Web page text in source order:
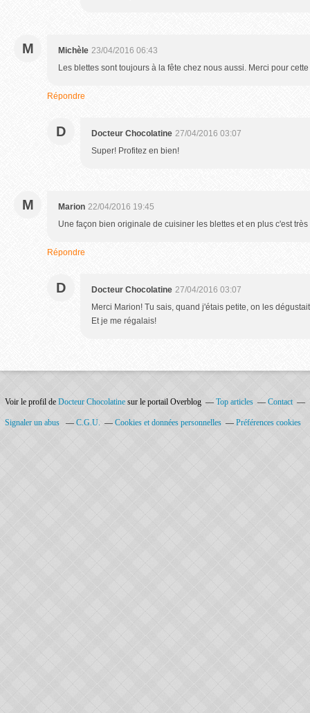
M Michèle 23/04/2016 06:43
Les blettes sont toujours à la fête chez nous aussi. Merci pour
Répondre
D Docteur Chocolatine 27/04/2016 03:07
Super! Profitez en bien!
M Marion 22/04/2016 19:45
Une façon bien originale de cuisiner les blettes et en plus c'est
Répondre
D Docteur Chocolatine 27/04/2016 03:07
Merci Marion! Tu sais, quand j'étais petite, on les
Et je me régalais!
Voir le profil de Docteur Chocolatine sur le portail Overblog Top articles Contact
Signaler un abus C.G.U. Cookies et données personnelles Préférences cookies